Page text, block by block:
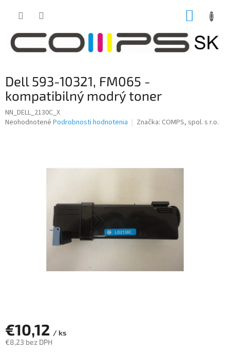
Dell 593-10321, FM065 -
kompatibilný modrý toner
NN_DELL_2130C_X
Priemerné
Neohodnotené Podrobnosti hodnotenia Značka: COMPS, spol. s r.o.
€10,12 / ks
€8,23 bez DPH